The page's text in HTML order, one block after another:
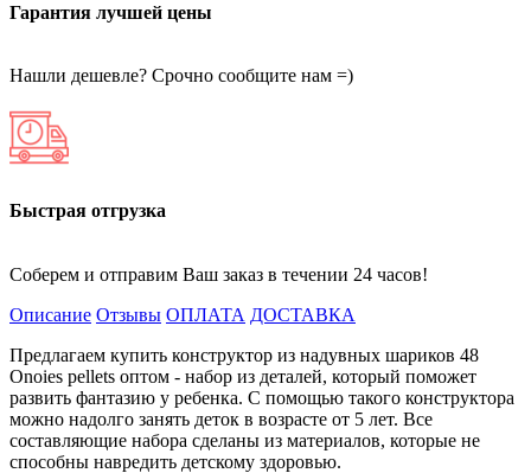
Гарантия лучшей цены
Нашли дешевле? Срочно сообщите нам =)
Быстрая отгрузка
Соберем и отправим Ваш заказ в течении 24 часов!
Описание Отзывы ОПЛАТА ДОСТАВКА
Предлагаем купить конструктор из надувных шариков 48
Onoies pellets оптом - набор из деталей, который поможет
развить фантазию у ребенка. С помощью такого конструктора
можно надолго занять деток в возрасте от 5 лет. Все
составляющие набора сделаны из материалов, которые не
способны навредить детскому здоровью.